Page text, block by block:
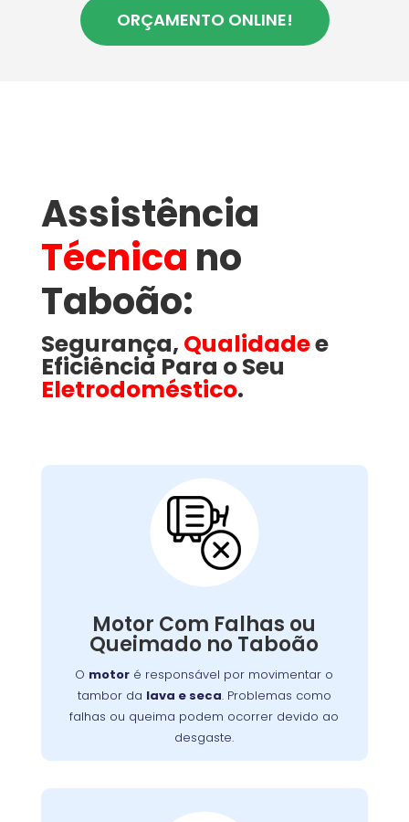
ORÇAMENTO ONLINE!
Assistência
Técnica no
Taboão​:
Segurança, Qualidadee
Eficiência Para o Seu
Eletrodoméstico.
Motor Com Falhas ou
Queimado no Taboão
O motor é responsável por movimentar o
tambor da lava e seca. Problemas como
falhas ou queima podem ocorrer devido ao
desgaste.
Motor Com Falhas ou
Queimado:
é responsável por movimentar o
falhas ou queima podem ocorrer devido ao
desgaste, sobrecarga ou falta de manutenção.
Isso resulta em mau funcionamento ou parada
completa do aparelho.